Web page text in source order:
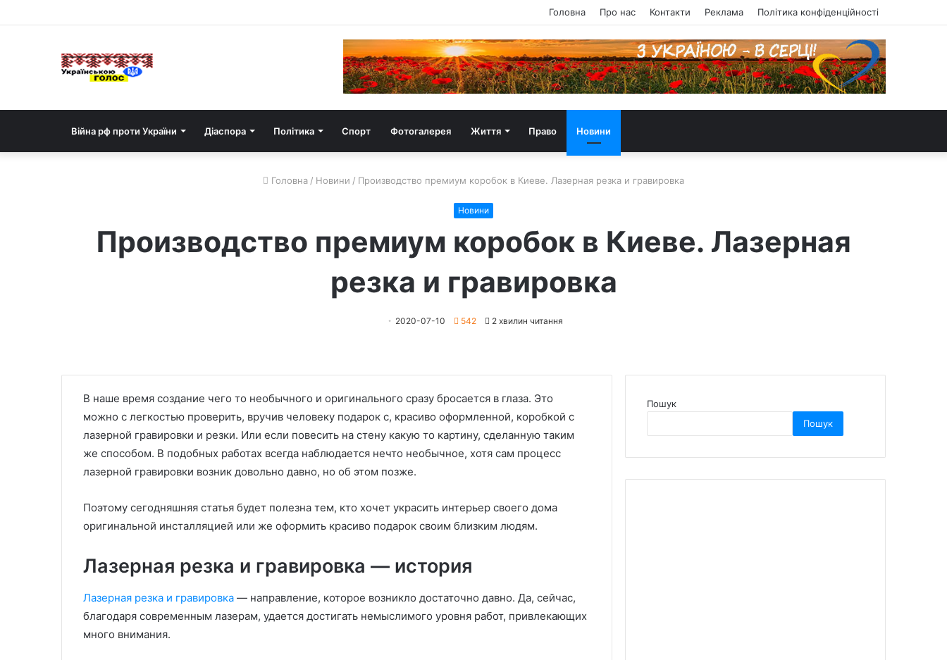
Головна Про нас Контакти Реклама Політика конфіденційності
Війна рф проти України Діаспора Політика Спорт Фотогалерея Життя Право Новини
Головна / Новини / Производство премиум коробок в Киеве. Лазерная резка и гравировка
Новини
Производство премиум коробок в Киеве. Лазерная
резка и гравировка
2020-07-10 542 2 хвилин читання
В наше время создание чего то необычного и оригинального сразу бросается в глаза. Это
можно с легкостью проверить, вручив человеку подарок с, красиво оформленной, коробкой с
лазерной гравировки и резки. Или если повесить на стену какую то картину, сделанную таким
же способом. В подобных работах всегда наблюдается нечто необычное, хотя сам процесс
лазерной гравировки возник довольно давно, но об этом позже.
Поэтому сегодняшняя статья будет полезна тем, кто хочет украсить интерьер своего дома
оригинальной инсталляцией или же оформить красиво подарок своим близким людям.
Лазерная резка и гравировка — история
Лазерная резка и гравировка — направление, которое возникло достаточно давно. Да, сейчас,
благодаря современным лазерам, удается достигать немыслимого уровня работ, привлекающих
много внимания.
Пошук
Пошук